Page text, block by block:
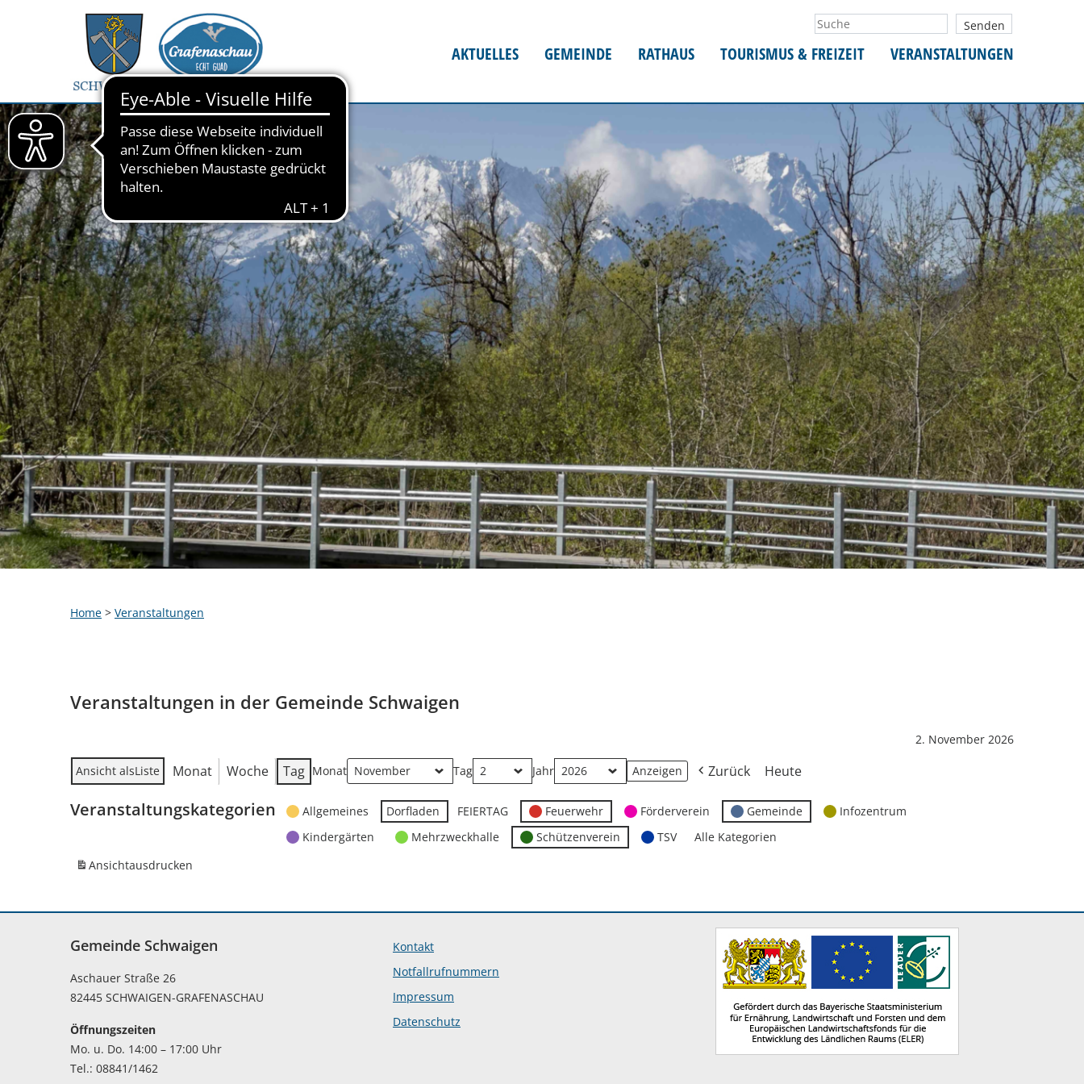
AKTUELLES GEMEINDE RATHAUS TOURISMUS & FREIZEIT VERANSTALTUNGEN
Home > Veranstaltungen
Veranstaltungen in der Gemeinde Schwaigen
2. November 2026
Ansicht alsListe Monat Woche Tag Monat Tag Jahr Zurück Heute
Veranstaltungskategorien Allgemeines Dorfladen FEIERTAG Feuerwehr Förderverein Gemeinde
Infozentrum
Kindergärten
Mehrzweckhalle Schützenverein TSV
Alle Kategorien
Ansichtausdrucken
Gemeinde Schwaigen
Aschauer Straße 26
82445 SCHWAIGEN-GRAFENASCHAU
Öffnungszeiten
Mo. u. Do. 14:00 – 17:00 Uhr
Tel.: 08841/1462
Kontakt
Notfallrufnummern
Impressum
Datenschutz